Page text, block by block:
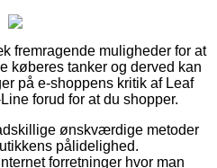
fremragende muligheder for at
køberes tanker og derved kan
på e-shoppens kritik af Leaf
forud for at du shopper.
ønskværdige metoder
pålidelighed.
forretninger hvor man